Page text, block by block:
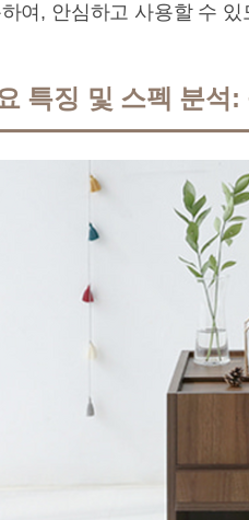
여, 안심하고 사용할 수
특징 및 스펙 분석: